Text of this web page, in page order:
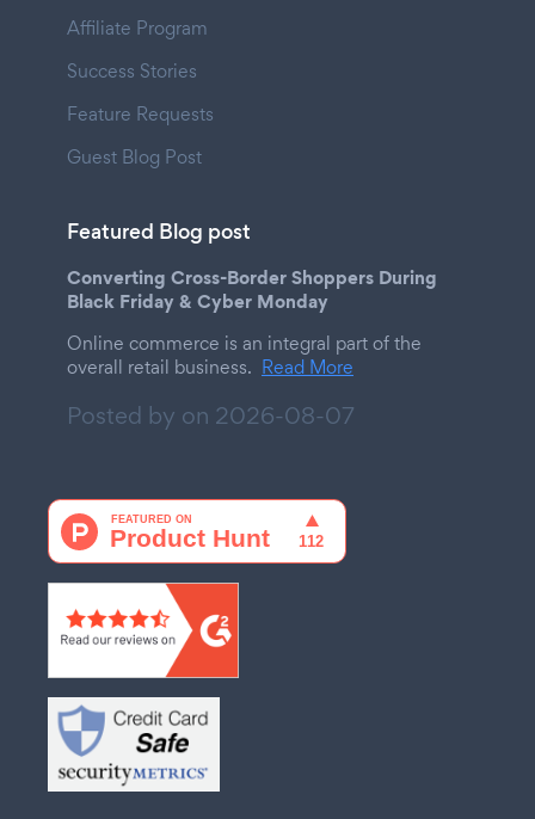
Affiliate Program
Success Stories
Feature Requests
Guest Blog Post
Featured Blog post
Converting Cross-Border Shoppers During
Black Friday & Cyber Monday
Online commerce is an integral part of the
overall retail business. Read More
Posted by on 2026-08-07